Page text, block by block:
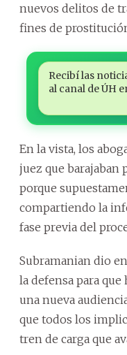
nuevos delitos de
fines de
Recibí las
al canal de ÚH
En la vista, los
juez que barajaban
porque
compartiendo la
fase previa del
Subramanian dio
la defensa para
una nueva
que todos los
tren de carga que